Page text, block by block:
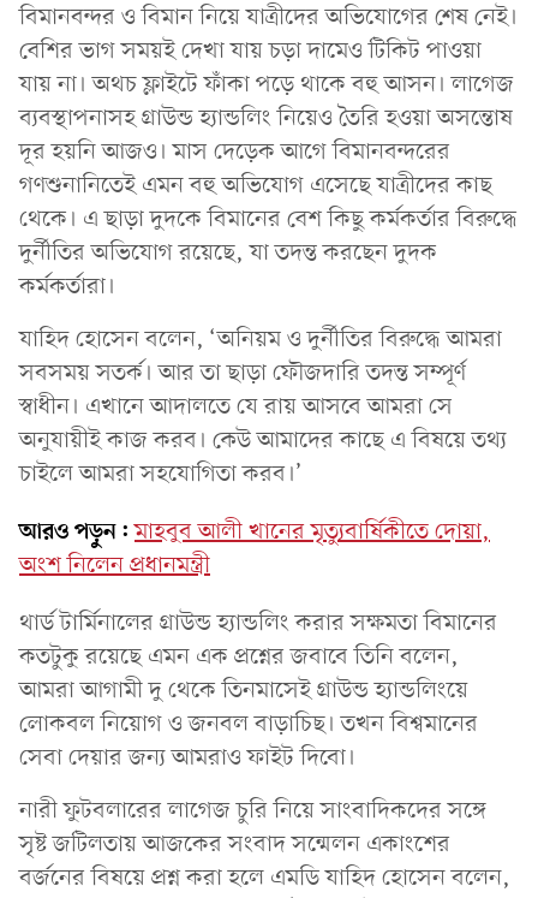
বিমানবন্দর ও বিমান নিয়ে যাত্রীদের অভিযোগের শেষ নেই।
বেশির ভাগ সময়ই দেখা যায় চড়া দামেও টিকিট পাওয়া
যায় না। অথচ ফ্লাইটে ফাঁকা পড়ে থাকে বহু আসন। লাগেজ
ব্যবস্থাপনাসহ গ্রাউন্ড হ্যান্ডলিং নিয়েও তৈরি হওয়া অসন্তোষ
দূর হয়নি আজও। মাস দেড়েক আগে বিমানবন্দরের
গণশুনানিতেই এমন বহু অভিযোগ এসেছে যাত্রীদের কাছ
থেকে। এ ছাড়া দুদকে বিমানের বেশ কিছু কর্মকর্তার বিরুদ্ধে
দুর্নীতির অভিযোগ রয়েছে, যা তদন্ত করছেন দুদক
কর্মকর্তারা।
যাহিদ হোসেন বলেন, ‘অনিয়ম ও দুর্নীতির বিরুদ্ধে আমরা
সবসময় সতর্ক। আর তা ছাড়া ফৌজদারি তদন্ত সম্পূর্ণ
স্বাধীন। এখানে আদালতে যে রায় আসবে আমরা সে
অনুযায়ীই কাজ করব। কেউ আমাদের কাছে এ বিষয়ে তথ্য
চাইলে আমরা সহযোগিতা করব।’
আরও পড়ুন: মাহবুব আলী খানের মৃত্যুবার্ষিকীতে দোয়া,
অংশ নিলেন প্রধানমন্ত্রী
থার্ড টার্মিনালের গ্রাউন্ড হ্যান্ডলিং করার সক্ষমতা বিমানের
কতটুকু রয়েছে এমন এক প্রশ্নের জবাবে তিনি বলেন,
আমরা আগামী দু থেকে তিনমাসেই গ্রাউন্ড হ্যান্ডলিংয়ে
লোকবল নিয়োগ ও জনবল বাড়াচিছ। তখন বিশ্বমানের
সেবা দেয়ার জন্য আমরাও ফাইট দিবো।
নারী ফুটবলারের লাগেজ চুরি নিয়ে সাংবাদিকদের সঙ্গে
সৃষ্ট জটিলতায় আজকের সংবাদ সন্মেলন একাংশের
বর্জনের বিষয়ে প্রশ্ন করা হলে এমডি যাহিদ হোসেন বলেন,